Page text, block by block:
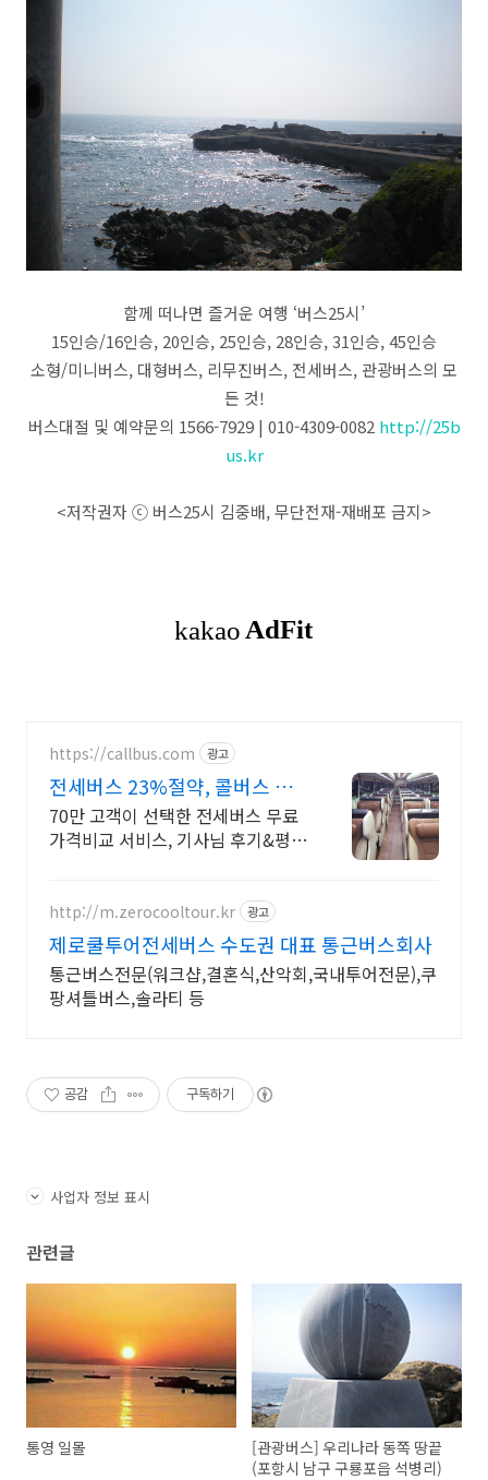
함께 떠나면 즐거운 여행 ‘버스25시’
15인승/16인승, 20인승, 25인승, 28인승, 31인승, 45인승
소형/미니버스, 대형버스, 리무진버스, 전세버스, 관광버스의 모
든 것!
버스대절 및 예약문의 1566-7929 | 010-4309-0082 http://25b
us.kr
<저작권자 ⓒ 버스25시 김중배, 무단전재-재배포 금지>
https://callbus.com 광고
전세버스 23%절약, 콜버스 기
사님 후기 평균 4.96점
70만 고객이 선택한 전세버스 무료
가격비교 서비스, 기사님 후기&평점
http://m.zerocooltour.kr 광고
제로쿨투어전세버스 수도권 대표 통근버스회사
통근버스전문(워크샵,결혼식,산악회,국내투어전문),쿠
팡셔틀버스,솔라티 등
공감 구독하기
사업자 정보 표시
관련글
통영 일몰
[관광버스] 우리나라 동쪽 땅끝
(포항시 남구 구룡포읍 석병리)